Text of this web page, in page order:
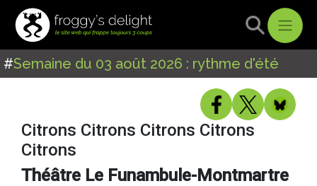
#Semaine du 03 août 2026 : rythme d'été
Citrons Citrons Citrons Citrons
Citrons
Théâtre Le Funambule-Montmartre